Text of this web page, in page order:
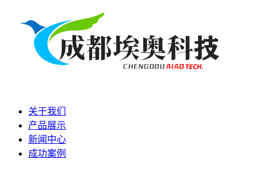
关于我们
产品展示
新闻中心
成功案例